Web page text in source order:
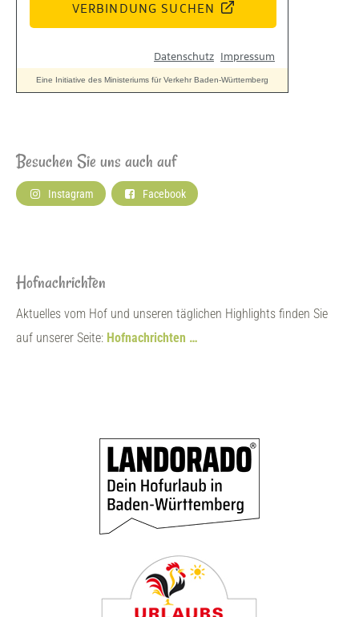
Besuchen Sie uns auch auf
Instagram Facebook
Hofnachrichten
Aktuelles vom Hof und unseren täglichen Highlights finden Sie
auf unserer Seite: Hofnachrichten …